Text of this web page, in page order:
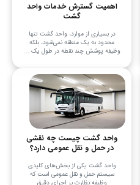
اهمیت گسترش خدمات واحد
گشت
در بسیاری از موارد، واحد گشت تنها
محدود به یک منطقه نمی‌شود، بلکه
وظیفه پوشش چند نقطه در طول یک ...
واحد گشت چیست چه نقشی
در حمل و نقل عمومی دارد؟
واحد گشت یکی از بخش‌های کلیدی
سیستم حمل و نقل عمومی است که
وظیفه نظارت بر اجرای دقیق